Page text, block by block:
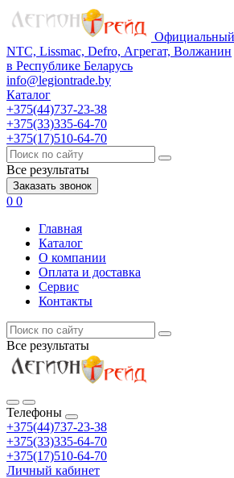
Официальный
NTC, Lissmac, Defro, Агрегат, Волжанин
в Республике Беларусь
info@legiontrade.by
Каталог
+375(44)737-23-38
+375(33)335-64-70
+375(17)510-64-70
Все результаты
Заказать звонок
0 0
Главная
Каталог
О компании
Оплата и доставка
Сервис
Контакты
Все результаты
Телефоны
+375(44)737-23-38
+375(33)335-64-70
+375(17)510-64-70
Личный кабинет